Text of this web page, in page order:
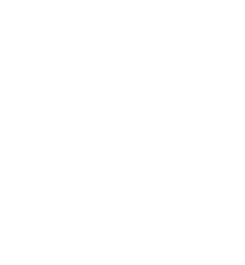
Steuern Spanien
es geht (z.B.
Firmengründung). Wir